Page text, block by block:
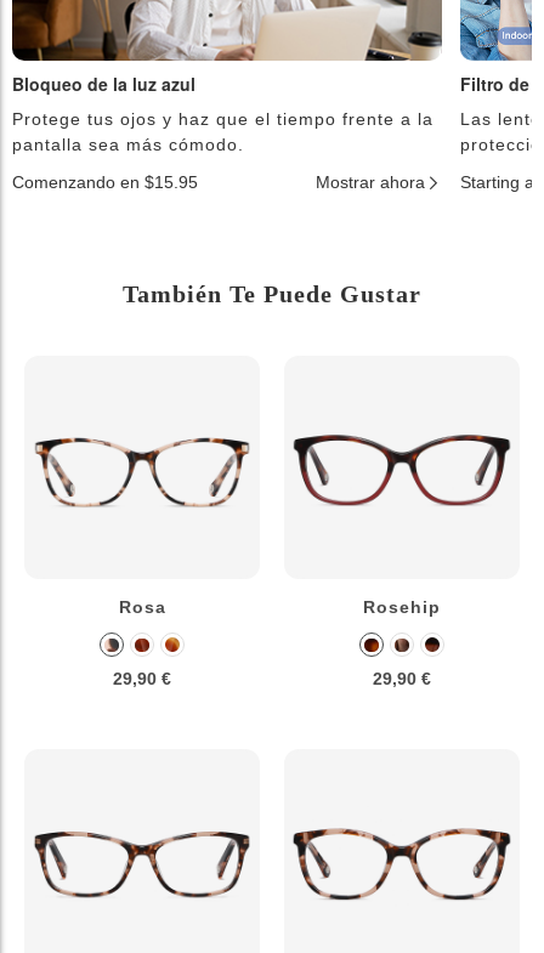
Bloqueo de la luz azul
Protege tus ojos y haz que el tiempo frente a la
pantalla sea más cómodo.
Comenzando en $15.95
Mostrar ahora
Filtro de
Las
Starting at
También Te Puede Gustar
Rosa
29,90 €
Rosehip
29,90 €